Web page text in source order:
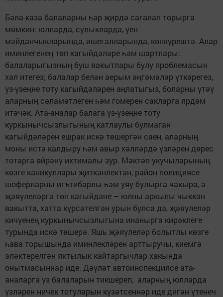
Бәла-каза балаларны һәр җирдә сагалап торыр­га
мөмкин: юлларда, сулыкларда, уен
мәйданчыкларында, ишегалларында, көнкүрештә. Алар
иминлегенең төп кагыйдәләре һәм шартлары:
балаларыгызның буш вакытлары булу проблемасын
хәл итегез; балалар белән аерым әңгәмәләр үткәрегез,
үз-үзеңне тоту кагыйдәләрен аңлатыгыз, боларны үтәү
аларның сәламәтлеген һәм гомерен сакларга ярдәм
итәчәк. Ата-аналар балага үз-үзеңне тоту
куркынычсызлыгының катлаулы булмаган
кагыйдәләрен ешрак искә төшергән саен, аларның
моны истә калдыру һәм авыр хәлләрдә үзләрен дөрес
тотарга өйрәнү ихтималы зур. Мәктәп укучыларының
көзге каникуллары җиткәнлектән, район полициясе
шоферларны игътибарлы һәм уяу булырга чакыра, ә
җәяүлеләргә төп кагыйдәне – юлны аркылы чыккан
вакытта, хәтта күрсәтелгән урын булса да, җәяүлеләр
кичүенең куркынычсызлыгына инанырга кирәклеге
турында искә төшерә. Яшь җәяүлеләр болытлы көзге
һава торышында иминлекләрен арттыручы, киемгә
эләктерелгән яктылык кайтаргычлар хакында
онытмасыннар иде. Дәүләт автоинспекциясе ата-
аналарга үз балаларын тикшереп, аларның юлларда
үзләрен ничек тотуларын күзәтсеннәр иде дигән үтенеч